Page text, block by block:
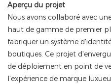
Aperçu du projet
Nous avons collaboré avec
haut de gamme de premier
fabriquer un système
boutiques. Ce projet
de déploiement en point de
l'expérience de marque